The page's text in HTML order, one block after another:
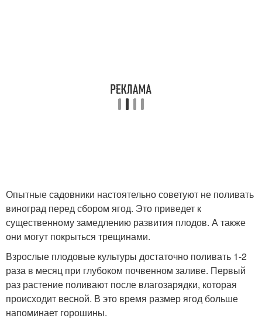
Опытные садовники настоятельно советуют не поливать
виноград перед сбором ягод. Это приведет к
существенному замедлению развития плодов. А также
они могут покрыться трещинами.
Взрослые плодовые культуры достаточно поливать 1-2
раза в месяц при глубоком почвенном заливе. Первый
раз растение поливают после влагозарядки, которая
происходит весной. В это время размер ягод больше
напоминает горошины.